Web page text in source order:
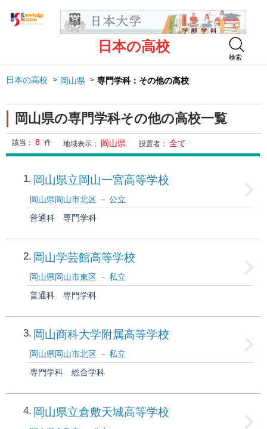
日本の高校
検索
日本の高校 岡山県 専門学科：その他の高校
岡山県の専門学科その他の高校一覧
該当： 8 件 地域表示： 岡山県 設置者： 全て
1 岡山県立岡山一宮高等学校
岡山県岡山市北区
公立
普通科
専門学科
2 岡山学芸館高等学校
岡山県岡山市東区
私立
普通科
専門学科
3 岡山商科大学附属高等学校
岡山県岡山市北区
私立
専門学科
総合学科
4 岡山県立倉敷天城高等学校